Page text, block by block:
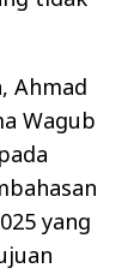
Ahmad
Wagub
yang